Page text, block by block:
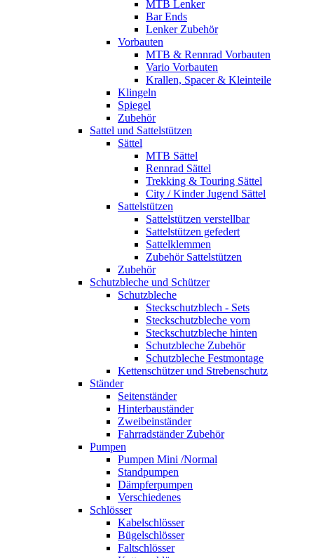
MTB Lenker
Bar Ends
Lenker Zubehör
Vorbauten
MTB & Rennrad Vorbauten
Vario Vorbauten
Krallen, Spacer & Kleinteile
Klingeln
Spiegel
Zubehör
Sattel und Sattelstützen
Sättel
MTB Sättel
Rennrad Sättel
Trekking & Touring Sättel
City / Kinder Jugend Sättel
Sattelstützen
Sattelstützen verstellbar
Sattelstützen gefedert
Sattelklemmen
Zubehör Sattelstützen
Zubehör
Schutzbleche und Schützer
Schutzbleche
Steckschutzblech - Sets
Steckschutzbleche vorn
Steckschutzbleche hinten
Schutzbleche Zubehör
Schutzbleche Festmontage
Kettenschützer und Strebenschutz
Ständer
Seitenständer
Hinterbauständer
Zweibeinständer
Fahrradständer Zubehör
Pumpen
Pumpen Mini /Normal
Standpumpen
Dämpferpumpen
Verschiedenes
Schlösser
Kabelschlösser
Bügelschlösser
Faltschlösser